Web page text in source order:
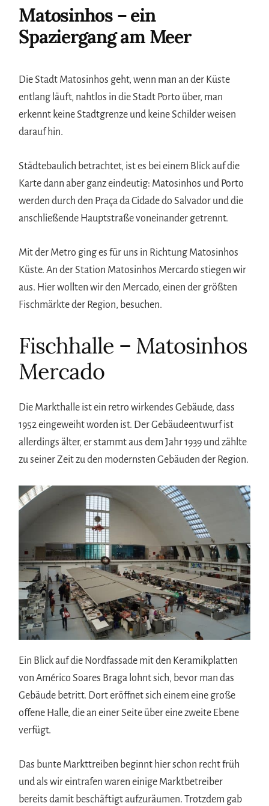
Matosinhos – ein
Spaziergang am Meer
Die Stadt Matosinhos geht, wenn man an der Küste
entlang läuft, nahtlos in die Stadt Porto über, man
erkennt keine Stadtgrenze und keine Schilder weisen
darauf hin.
Städtebaulich betrachtet, ist es bei einem Blick auf die
Karte dann aber ganz eindeutig: Matosinhos und Porto
werden durch den Praça da Cidade do Salvador und die
anschließende Hauptstraße voneinander getrennt.
Mit der Metro ging es für uns in Richtung Matosinhos
Küste. An der Station Matosinhos Mercardo stiegen wir
aus. Hier wollten wir den Mercado, einen der größten
Fischmärkte der Region, besuchen.
Fischhalle – Matosinhos
Mercado
Die Markthalle ist ein retro wirkendes Gebäude, dass
1952 eingeweiht worden ist. Der Gebäudeentwurf ist
allerdings älter, er stammt aus dem Jahr 1939 und zählte
zu seiner Zeit zu den modernsten Gebäuden der Region.
Ein Blick auf die Nordfassade mit den Keramikplatten
von Américo Soares Braga lohnt sich, bevor man das
Gebäude betritt. Dort eröffnet sich einem eine große
offene Halle, die an einer Seite über eine zweite Ebene
verfügt.
Das bunte Markttreiben beginnt hier schon recht früh
und als wir eintrafen waren einige Marktbetreiber
bereits damit beschäftigt aufzuräumen. Trotzdem gab